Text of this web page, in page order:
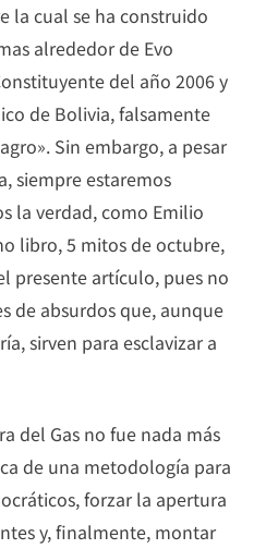
la cual se ha construido
alrededor de Evo
del año 2006 y
de Bolivia, falsamente
Sin embargo, a pesar
siempre estaremos
la verdad, como Emilio
libro, 5 mitos de octubre,
presente artículo, pues no
de absurdos que, aunque
sirven para esclavizar a
del Gas no fue nada más
de una metodología para
forzar la apertura
y, finalmente, montar